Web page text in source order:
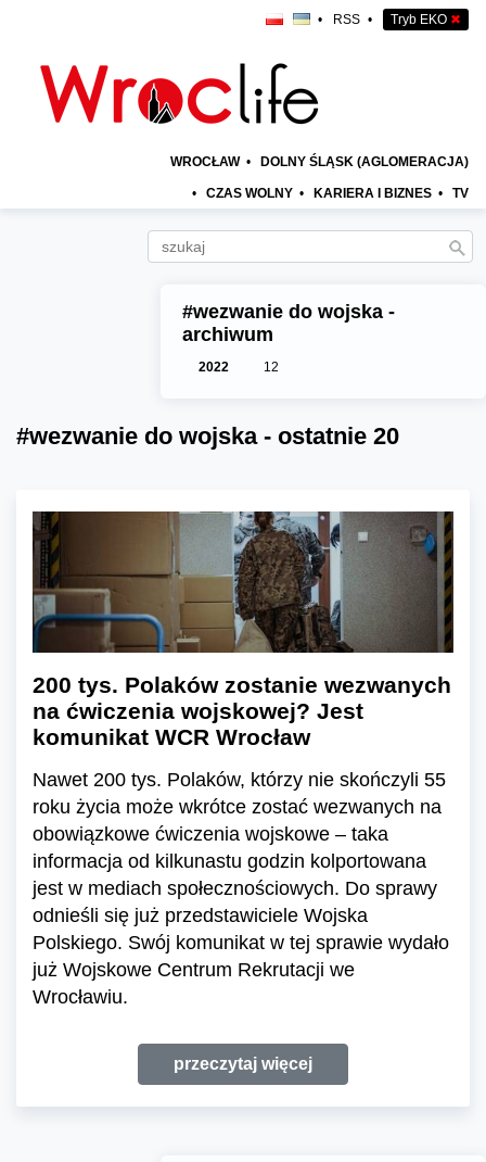
• RSS • Tryb EKO ✖
WROCŁAW • DOLNY ŚLĄSK (AGLOMERACJA)
• CZAS WOLNY • KARIERA I BIZNES • TV
#wezwanie do wojska -
archiwum
2022 12
#wezwanie do wojska - ostatnie 20
200 tys. Polaków zostanie wezwanych
na ćwiczenia wojskowej? Jest
komunikat WCR Wrocław
Nawet 200 tys. Polaków, którzy nie skończyli 55
roku życia może wkrótce zostać wezwanych na
obowiązkowe ćwiczenia wojskowe – taka
informacja od kilkunastu godzin kolportowana
jest w mediach społecznościowych. Do sprawy
odnieśli się już przedstawiciele Wojska
Polskiego. Swój komunikat w tej sprawie wydało
już Wojskowe Centrum Rekrutacji we
Wrocławiu.
przeczytaj więcej